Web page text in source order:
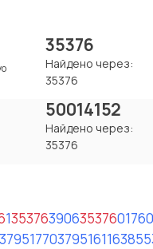
35376
Найдено через:
35376
50014152
Найдено через:
35376
135376390635376017
70379516116385